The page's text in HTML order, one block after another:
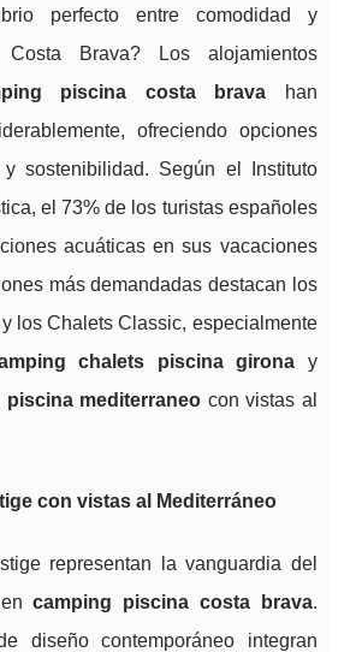
perfecto entre comodidad y
Brava? Los alojamientos
piscina costa brava han
ofreciendo opciones
sostenibilidad. Según el Instituto
el 73% de los turistas españoles
acuáticas en sus vacaciones
más demandadas destacan los
los Chalets Classic, especialmente
chalets piscina girona y
mediterraneo con vistas al
con vistas al Mediterráneo
representan la vanguardia del
encamping piscina costa brava.
diseño contemporáneo integran